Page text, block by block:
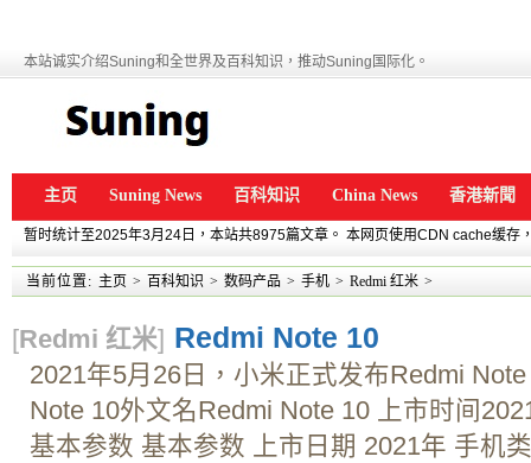
本站诚实介绍Suning和全世界及百科知识，推动Suning国际化。
主页 Suning News 百科知识 China News 香港新聞
暂时统计至2025年3月24日，本站共8975篇文章。 本网页使用CDN cache缓存
当前位置: 主页 > 百科知识 > 数码产品 > 手机 > Redmi 红米 >
[Redmi 红米] Redmi Note 10
2021年5月26日，小米正式发布Redmi
Note 10外文名Redmi Note 10 上市时间
基本参数 基本参数 上市日期 2021年 手机